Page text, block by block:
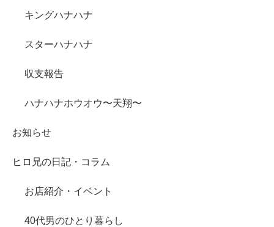
キングハナハナ
スターハナハナ
収支報告
ハナハナホウオウ〜天翔〜
お知らせ
ヒロ兄の日記・コラム
お店紹介・イベント
40代男のひとり暮らし